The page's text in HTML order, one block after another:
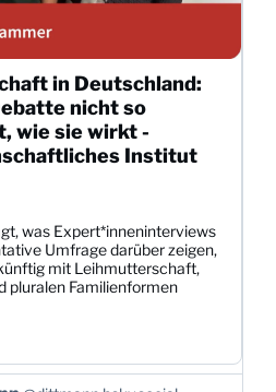
in Deutschland:
nicht so
wie sie wirkt -
Institut
was Expert*inneninterviews
Umfrage darüber zeigen,
mit Leihmutterschaft,
pluralen Familienformen